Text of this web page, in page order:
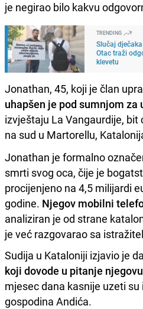
je negirao bilo kakvu
TRENDING
Slučaj
Otac traži
klevetu
Jonathan, 45, koji je član
uhapšen je pod sumnjom za
izvještaju La Vangaurdije, bit
na sud u Martorellu,
Jonathan je formalno
smrti svog oca, čije je
procijenjeno na 4,5 milijardi
godine. Njegov mobilni
analiziran je od strane
je već razgovarao sa
Sudija u Kataloniji izjavio je
koji dovode u pitanje
mjesec dana kasnije uzeti
gospodina Andića.